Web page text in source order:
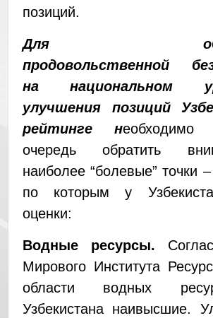
позиций.
Для
продовольственной
на национальном
улучшения позиций
рейтинге н
очередь обратить
наиболее “болевые” точки
по которым у
оценки:
Водные ресурсы.
Мирового Института
области водных
Узбекистана наивысшие.